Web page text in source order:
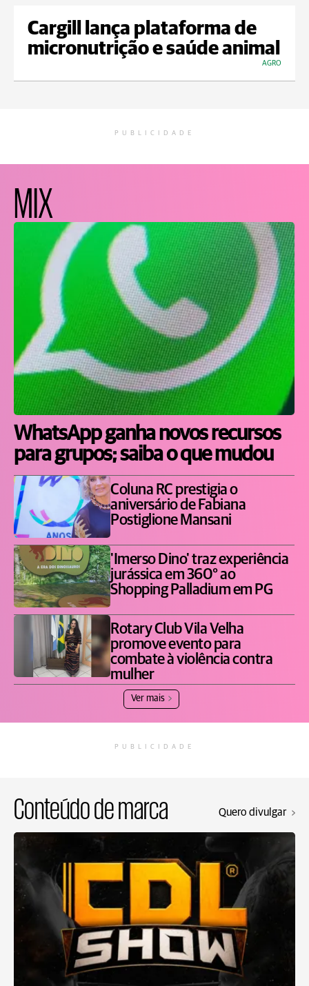
Cargill lança plataforma de
micronutrição e saúde animal
AGRO
PUBLICIDADE
MIX
WhatsApp ganha novos recursos
para grupos; saiba o que mudou
Coluna RC prestigia o
aniversário de Fabiana
Postiglione Mansani
'Imerso Dino' traz experiência
jurássica em 360° ao
Shopping Palladium em PG
Rotary Club Vila Velha
promove evento para
combate à violência contra
mulher
Ver mais
PUBLICIDADE
Conteúdo de marca Quero divulgar